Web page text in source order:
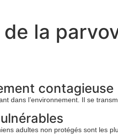
la
contagieuse
dans l’environnement. Il se
adultes non protégés sont les